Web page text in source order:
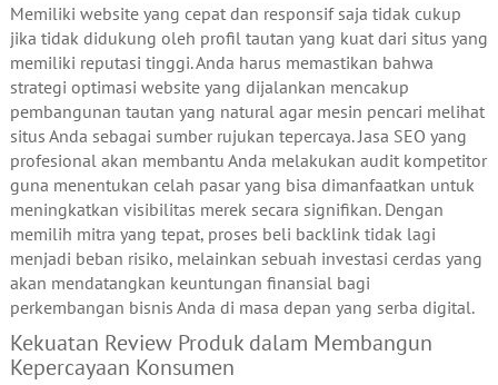
Memiliki website yang cepat dan responsif saja tidak cukup
jika tidak didukung oleh profil tautan yang kuat dari situs yang
memiliki reputasi tinggi. Anda harus memastikan bahwa
strategi optimasi website yang dijalankan mencakup
pembangunan tautan yang natural agar mesin pencari melihat
situs Anda sebagai sumber rujukan tepercaya. Jasa SEO yang
profesional akan membantu Anda melakukan audit kompetitor
guna menentukan celah pasar yang bisa dimanfaatkan untuk
meningkatkan visibilitas merek secara signifikan. Dengan
memilih mitra yang tepat, proses beli backlink tidak lagi
menjadi beban risiko, melainkan sebuah investasi cerdas yang
akan mendatangkan keuntungan finansial bagi
perkembangan bisnis Anda di masa depan yang serba digital.
Kekuatan Review Produk dalam Membangun
Kepercayaan Konsumen